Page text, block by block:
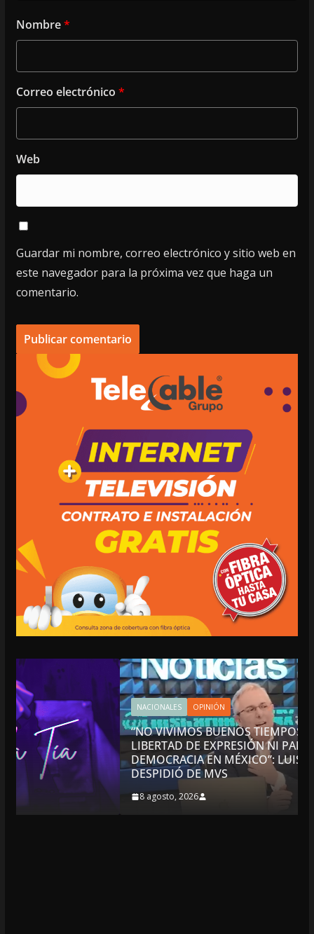
Nombre*
Correo electrónico *
Web
Guardar mi nombre, correo electrónico y sitio web en
este navegador para la próxima vez que haga un
comentario.
NACIONALES OPINIÓN
“NO VIVIMOS BUENOS TIEMPOS PARA LA
LIBERTAD DE EXPRESIÓN NI PARA LA
DEMOCRACIA EN MÉXICO”: LUIS CÁRDENAS; SE
DESPIDIÓ DE MVS
8 agosto, 2026